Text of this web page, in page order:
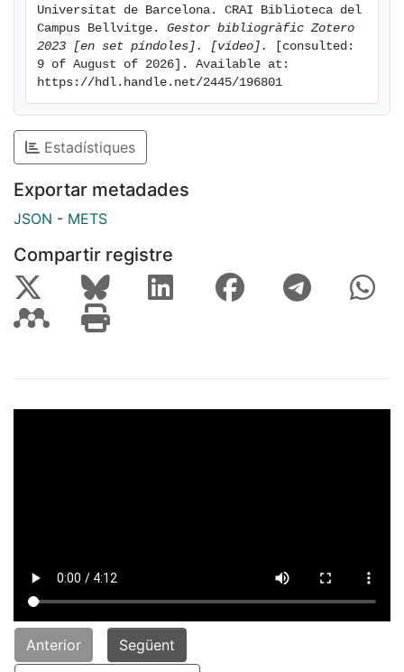
Universitat de Barcelona. CRAI Biblioteca del
Campus Bellvitge. Gestor bibliogràfic Zotero
2023 [en set píndoles]. [vídeo].
[consulted:
9 of August of 2026]. Available at:
https://hdl.handle.net/2445/196801
Estadístiques
Exportar metadades
JSON - METS
Compartir registre
Anterior Següent